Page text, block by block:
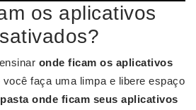
os aplicativos
onde ficam os aplicativos
você faça uma limpa e libere espaço
onde ficam seusaplicativos